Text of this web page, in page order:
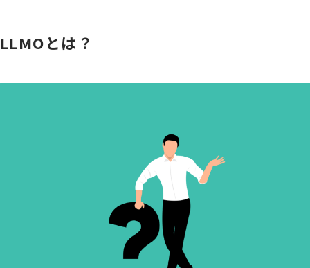
LLMOとは？